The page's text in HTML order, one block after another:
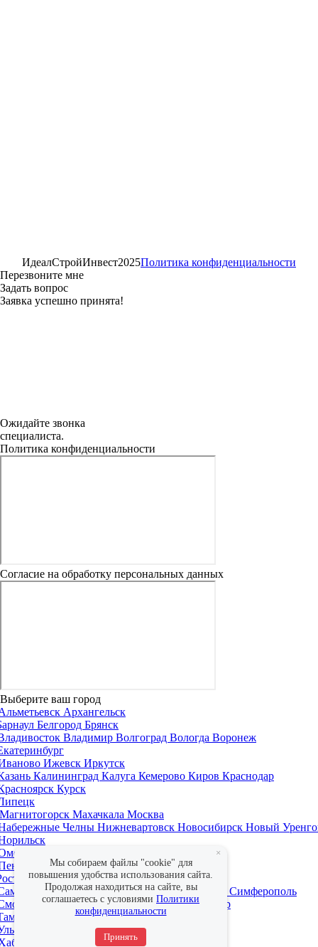
ИдеалСтройИнвест2025Политика конфиденциальности
Перезвоните мне
Задать вопрос
Заявка успешно принята!
Ожидайте звонка
специалиста.
Политика конфиденциальности
Согласие на обработку персональных данных
Выберите ваш город
Архангельск
Белгород Брянск
Владимир Волгоград Вологда Воронеж
Ижевск Иркутск
Калининград Калуга Кемерово Киров Краснодар
Курск
Магнитогорск Махачкала Москва
Челны Нижневартовск Новосибирск Новый
Пермь
на-ДонуРязань
Санкт-ПетербургСаратовСевастополь Симферополь
СочиСтавропольСургутСыктывкар
ТольяттиТомскТула
×
Мы собираем файлы "cookie" для
повышения удобства использования сайта.
Продолжая находиться на сайте, вы
соглашаетесь с условиями Политики
конфиденциальности
Принять